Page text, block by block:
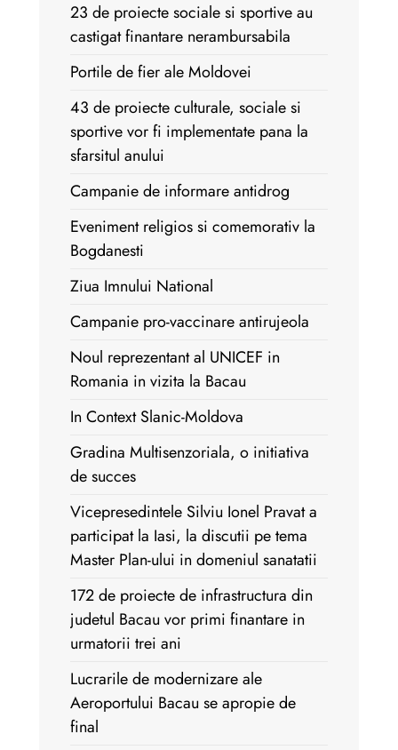
23 de proiecte sociale si sportive au
castigat finantare nerambursabila
Portile de fier ale Moldovei
43 de proiecte culturale, sociale si
sportive vor fi implementate pana la
sfarsitul anului
Campanie de informare antidrog
Eveniment religios si comemorativ la
Bogdanesti
Ziua Imnului National
Campanie pro-vaccinare antirujeola
Noul reprezentant al UNICEF in
Romania in vizita la Bacau
In Context Slanic-Moldova
Gradina Multisenzoriala, o initiativa
de succes
Vicepresedintele Silviu Ionel Pravat a
participat la Iasi, la discutii pe tema
Master Plan-ului in domeniul sanatatii
172 de proiecte de infrastructura din
judetul Bacau vor primi finantare in
urmatorii trei ani
Lucrarile de modernizare ale
Aeroportului Bacau se apropie de
final